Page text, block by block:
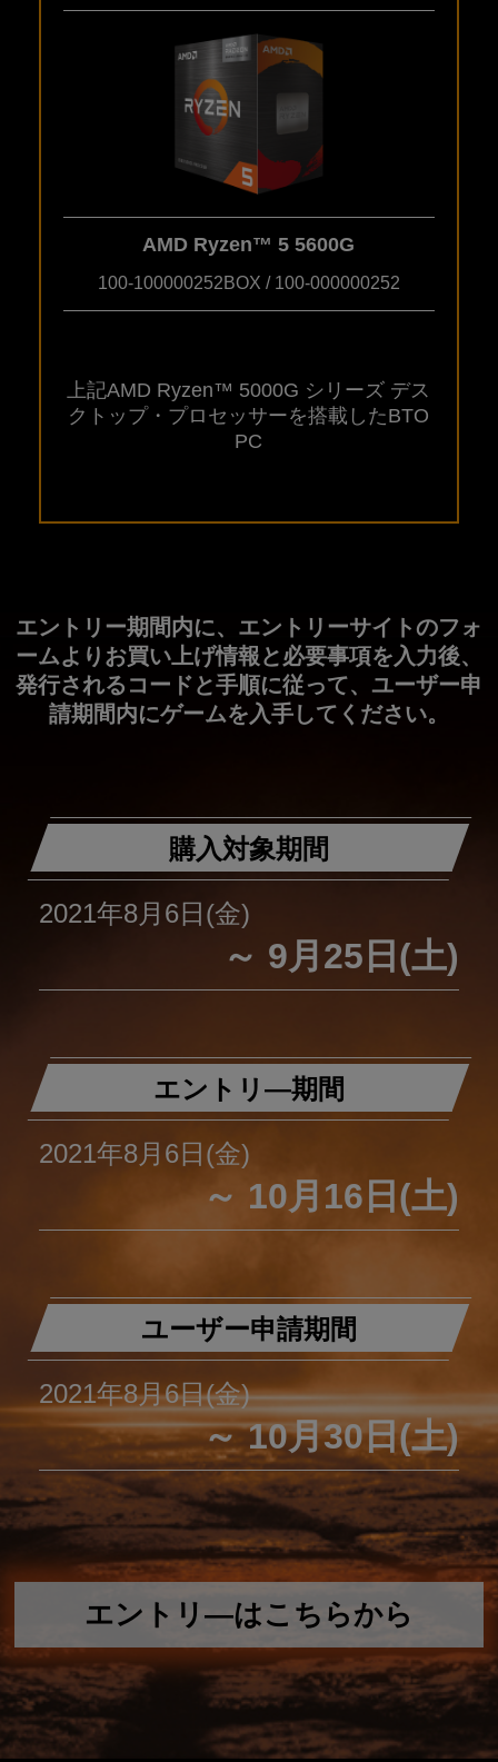
AMD Ryzen™ 5 5600G
100-100000252BOX / 100-000000252
上記AMD Ryzen™ 5000G シリーズ デス
クトップ・プロセッサーを搭載したBTO
PC
エントリー期間内に、エントリーサイトのフォ
ームよりお買い上げ情報と必要事項を入力後、
発行されるコードと手順に従って、ユーザー申
請期間内にゲームを入手してください。
購入対象期間
2021年8月6日(金)
～ 9月25日(土)
エントリ―期間
2021年8月6日(金)
～ 10月16日(土)
ユーザー申請期間
2021年8月6日(金)
～ 10月30日(土)
エントリ―はこちらから